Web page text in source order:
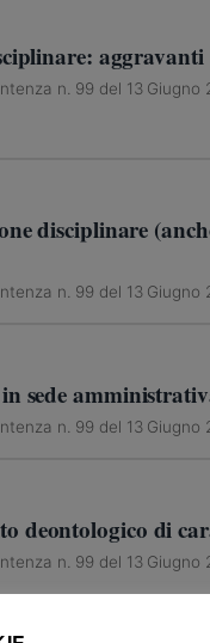
n. 99 del 13 Giugno
disciplinare
n. 99 del 13 Giugno
sede
n. 99 del 13 Giugno
deontologico di
n. 99 del 13 Giugno